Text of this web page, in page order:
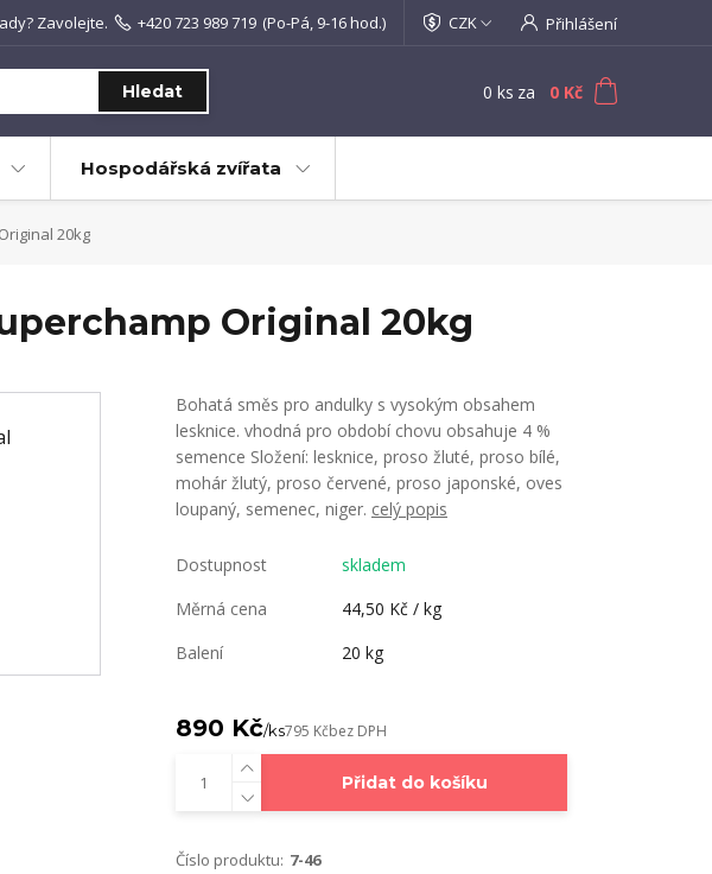
CZK Přihlášení
Hledat
Zavolejte. +420 723 989 719 (Po-Pá, 9-16 hod.)
0 ks za 0 Kč
Hospodářská zvířata
20kg
Original 20kg
Bohatá směs pro andulky s vysokým obsahem
lesknice. vhodná pro období chovu obsahuje 4 %
semence Složení: lesknice, proso žluté, proso bílé,
mohár žlutý, proso červené, proso japonské, oves
loupaný, semenec, niger. celý popis
Dostupnost
skladem
Měrná cena
44,50 Kč / kg
Balení
20 kg
890 Kč/ks795 Kčbez DPH
Přidat do košíku
Číslo produktu: 7-46